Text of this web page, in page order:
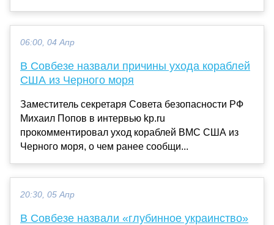
06:00, 04 Апр
В Совбезе назвали причины ухода кораблей
США из Черного моря
Заместитель секретаря Совета безопасности РФ
Михаил Попов в интервью kp.ru
прокомментировал уход кораблей ВМС США из
Черного моря, о чем ранее сообщи...
20:30, 05 Апр
В Совбезе назвали «глубинное украинство»